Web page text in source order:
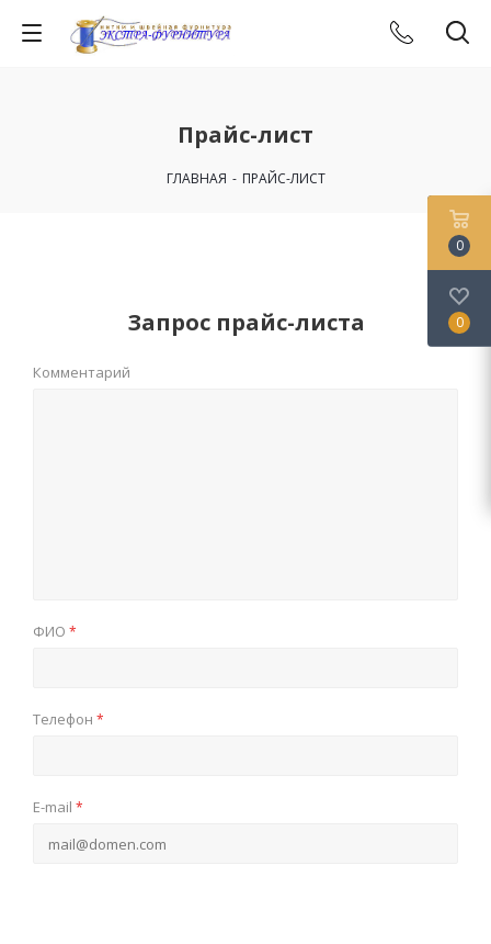
Прайс-лист
ГЛАВНАЯ - ПРАЙС-ЛИСТ
Запрос прайс-листа
Комментарий
ФИО *
Телефон *
E-mail *
0
0